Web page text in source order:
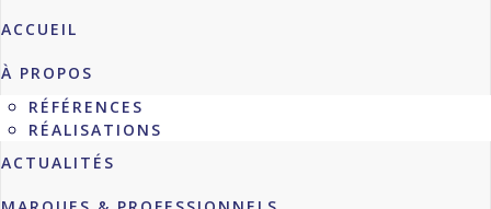
ACCUEIL
À PROPOS
RÉFÉRENCES
RÉALISATIONS
ACTUALITÉS